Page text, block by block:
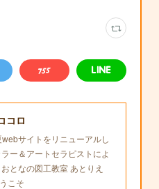
コロ
サイトをリニューアルし
ー＆アートセラピストによ
となの図工教室 あとりえ
こそ